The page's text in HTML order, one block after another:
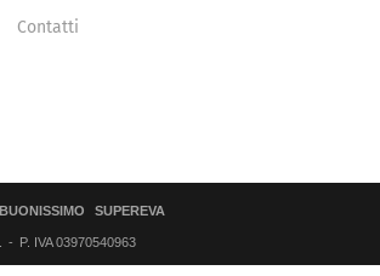
Contatti
BUONISSIMO SUPEREVA
P. IVA 03970540963